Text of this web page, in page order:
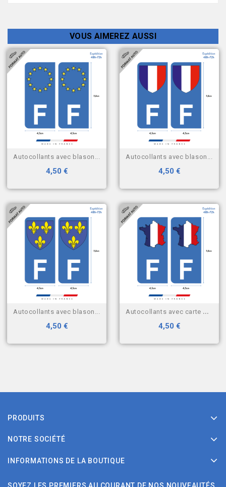
VOUS AIMEREZ AUSSI
autocollants avec blason...
4,50 €
autocollants avec blason...
4,50 €
autocollants avec blason...
4,50 €
autocollants avec carte de...
4,50 €
PRODUITS
NOTRE SOCIÉTÉ
INFORMATIONS DE LA BOUTIQUE